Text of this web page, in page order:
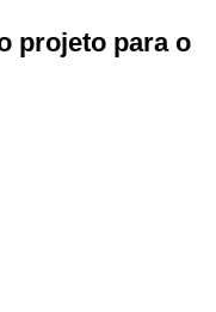
projeto para o